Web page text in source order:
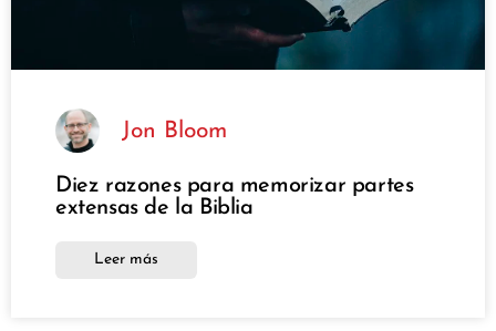
Jon Bloom
Diez razones para memorizar partes
extensas de la Biblia
Leer más